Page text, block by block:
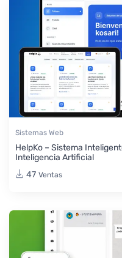
Sistemas Web
HelpKo – Sistema
Inteligencia Artificial
47 Ventas